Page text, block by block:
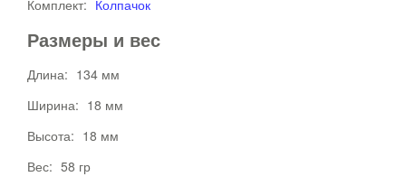
Комплект: Колпачок
Размеры и вес
Длина: 134 мм
Ширина: 18 мм
Высота: 18 мм
Вес: 58 гр